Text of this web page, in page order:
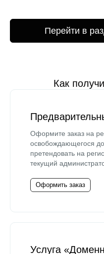
Перейти в
Как
Оформите заказ на
освобождающегося
претендовать на
текущий
Оформить заказ
Услуга